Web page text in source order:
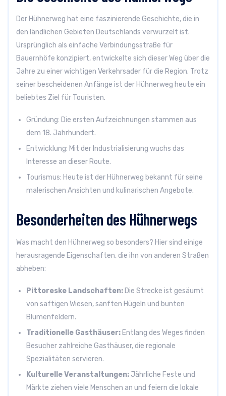
Der Hühnerweg hat eine faszinierende Geschichte, die in
den ländlichen Gebieten Deutschlands verwurzelt ist.
Ursprünglich als einfache Verbindungsstraße für
Bauernhöfe konzipiert, entwickelte sich dieser Weg über die
Jahre zu einer wichtigen Verkehrsader für die Region. Trotz
seiner bescheidenen Anfänge ist der Hühnerweg heute ein
beliebtes Ziel für Touristen.
Gründung: Die ersten Aufzeichnungen stammen aus
dem 18. Jahrhundert.
Entwicklung: Mit der Industrialisierung wuchs das
Interesse an dieser Route.
Tourismus: Heute ist der Hühnerweg bekannt für seine
malerischen Ansichten und kulinarischen Angebote.
Besonderheiten des Hühnerwegs
Was macht den Hühnerweg so besonders? Hier sind einige
herausragende Eigenschaften, die ihn von anderen Straßen
abheben:
Pittoreske Landschaften: Die Strecke ist gesäumt
von saftigen Wiesen, sanften Hügeln und bunten
Blumenfeldern.
Traditionelle Gasthäuser: Entlang des Weges finden
Besucher zahlreiche Gasthäuser, die regionale
Spezialitäten servieren.
Kulturelle Veranstaltungen: Jährliche Feste und
Märkte ziehen viele Menschen an und feiern die lokale